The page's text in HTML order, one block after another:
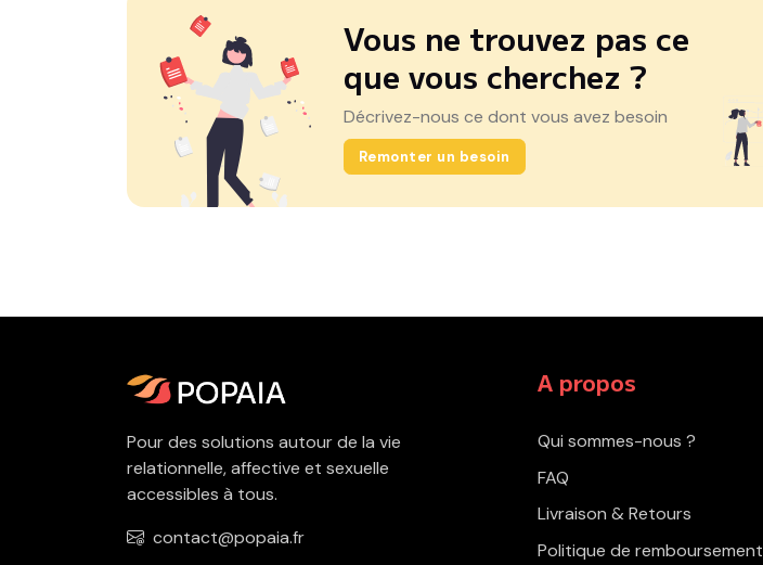
Vous ne trouvez pas ce
que vous cherchez ?
Décrivez-nous ce dont vous avez besoin
Remonter un besoin
Pour des solutions autour de la vie
relationnelle, affective et sexuelle
accessibles à tous.
contact@popaia.fr
A propos
Qui sommes-nous ?
FAQ
Livraison & Retours
Politique de remboursement